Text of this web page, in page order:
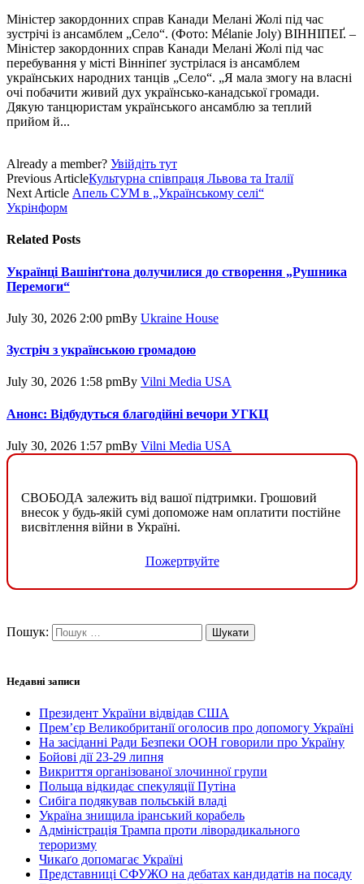
Міністер закордонних справ Канади Мелані Жолі під час
зустрічі із ансамблем „Село“. (Фото: Mélanie Joly) ВІННІПЕҐ. –
Міністер закордонних справ Канади Мелані Жолі під час
перебування у місті Вінніпеґ зустрілася із ансамблем
українських народних танців „Село“. „Я мала змогу на власні
очі побачити живий дух українсько-канадської громади.
Дякую танцюристам українського ансамблю за теплий
прийом й...
Already a member? Увійдіть тут
Previous ArticleКультурна співпраця Львова та Італії
Next Article Апель СУМ в „Українському селі“
Укрінформ
Related Posts
Українці Вашінґтона долучилися до створення „Рушника
Перемоги“
July 30, 2026 2:00 pmBy Ukrainе House
Зустріч з українською громадою
July 30, 2026 1:58 pmBy Vilni Media USA
Анонс: Відбудуться благодійні вечори УГКЦ
July 30, 2026 1:57 pmBy Vilni Media USA
СВОБОДА залежить від вашої підтримки. Грошовий
внесок у будь-якій сумі допоможе нам оплатити постійне
висвітлення війни в Україні.
Пожертвуйте
Пошук:
Недавні записи
Президент України відвідав США
Прем’єр Великобританії оголосив про допомогу Україні
На засіданні Ради Безпеки ООН говорили про Україну
Бойові дії 23-29 липня
Викриття організованої злочинної групи
Польща відкидає спекуляції Путіна
Сибіга подякував польській владі
Україна знищила іранський корабель
Адміністрація Трампа проти ліворадикального
тероризму
Чикаґо допомагає Україні
Представниці СФУЖО на дебатах кандидатів на посаду